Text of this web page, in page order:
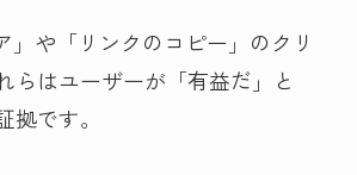
」や「リンクのコピー」のクリ
らはユーザーが「有益だ」と
拠です。